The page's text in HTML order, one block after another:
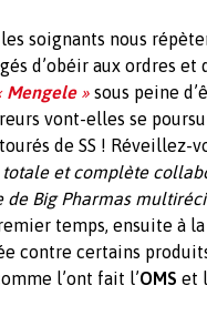
soignants nous
d’obéir aux ordres et
Mengele» sous peine
vont-elles se
de SS ! Réveillez-
totale et complète
Big Pharmas
temps, ensuite à
contre certains
l’ont fait l’OMS et